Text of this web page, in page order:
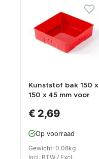
Kunststof bak 150 x
150 x 45 mm voor
n
€ 2,69
Op voorraad
Gewicht: 0.08kg
Incl. BTW / Excl.